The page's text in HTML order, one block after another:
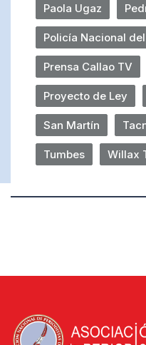
Paola Ugaz
Policía Nacional
Prensa Callao TV
Proyecto de Ley
San Martín
Tumbes Willax